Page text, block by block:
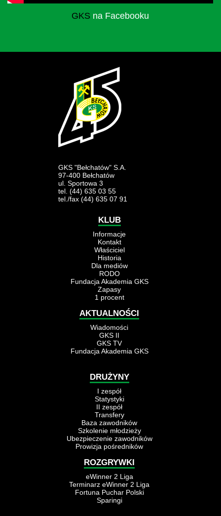
GKS na Facebooku
GKS "Bełchatów" S.A.
97-400 Bełchatów
ul. Sportowa 3
tel. (44) 635 03 55
tel./fax (44) 635 07 91
KLUB
Informacje
Kontakt
Właściciel
Historia
Dla mediów
RODO
Fundacja Akademia GKS
Zapasy
1 procent
AKTUALNOŚCI
Wiadomości
GKS II
GKS TV
Fundacja Akademia GKS
DRUŻYNY
I zespół
Statystyki
II zespół
Transfery
Baza zawodników
Szkolenie młodzieży
Ubezpieczenie zawodników
Prowizja pośredników
ROZGRYWKI
eWinner 2 Liga
Terminarz eWinner 2 Liga
Fortuna Puchar Polski
Sparingi